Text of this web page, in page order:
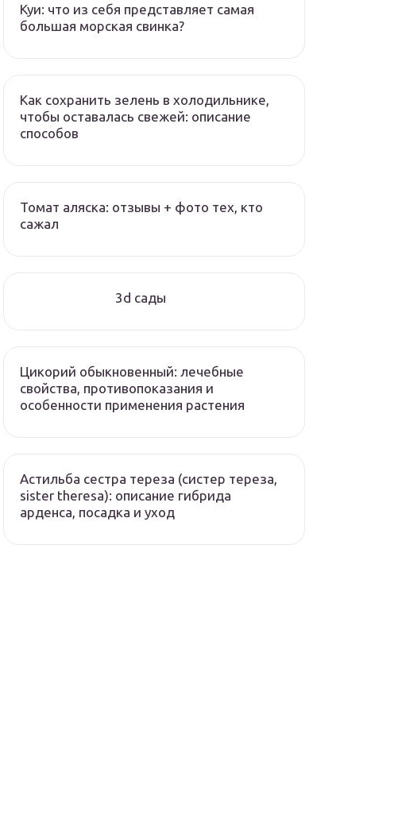
Куи: что из себя представляет самая
большая морская свинка?
Как сохранить зелень в холодильнике,
чтобы оставалась свежей: описание
способов
Томат аляска: отзывы + фото тех, кто
сажал
3d сады
Цикорий обыкновенный: лечебные
свойства, противопоказания и
особенности применения растения
Астильба сестра тереза (систер тереза,
sister theresa): описание гибрида
арденса, посадка и уход